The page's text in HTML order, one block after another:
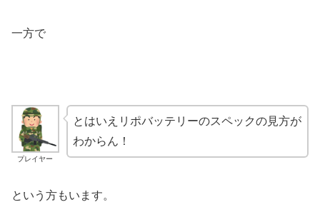
一方で
プレイヤー
とはいえリポバッテリーのスペックの見方が
わからん！
という方もいます。